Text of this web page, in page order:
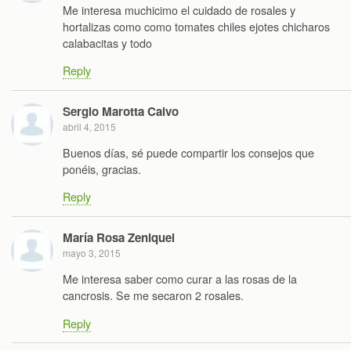
Me interesa muchicimo el cuidado de rosales y
hortalizas como como tomates chiles ejotes chicharos
calabacitas y todo
Reply
Sergio Marotta Calvo
abril 4, 2015
Buenos días, sé puede compartir los consejos que
ponéis, gracias.
Reply
María Rosa Zeniquel
mayo 3, 2015
Me interesa saber como curar a las rosas de la
cancrosis. Se me secaron 2 rosales.
Reply